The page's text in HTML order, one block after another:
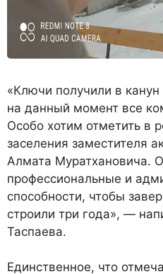
«Ключи получили в
на данный момент все
Особо хотим отметить в
заселения заместителя
Алмата Муратхановича.
профессиональные и
способности, чтобы
строили три года», —
Таспаева.
Единственное, что